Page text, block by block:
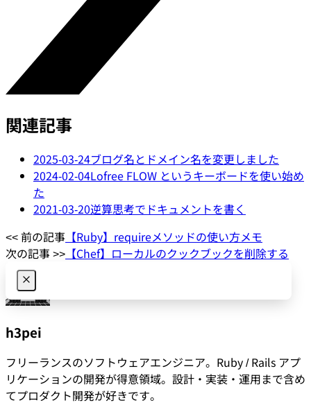
関連記事
2025-03-24ブログ名とドメイン名を変更しました
2024-02-04Lofree FLOW というキーボードを使い始め
た
2021-03-20逆算思考でドキュメントを書く
<< 前の記事 【Ruby】requireメソッドの使い方メモ
次の記事 >> 【Chef】ローカルのクックブックを削除する
h3pei
フリーランスのソフトウェアエンジニア。Ruby / Rails アプ
リケーションの開発が得意領域。設計・実装・運用まで含め
てプロダクト開発が好きです。